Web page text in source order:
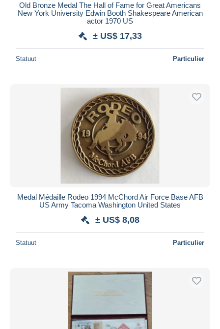
Old Bronze Medal The Hall of Fame for Great Americans
New York University Edwin Booth Shakespeare American
actor 1970 US
± US$ 17,33
Statuut Particulier
Medal Médaille Rodeo 1994 McChord Air Force Base AFB
US Army Tacoma Washington United States
± US$ 8,08
Statuut Particulier